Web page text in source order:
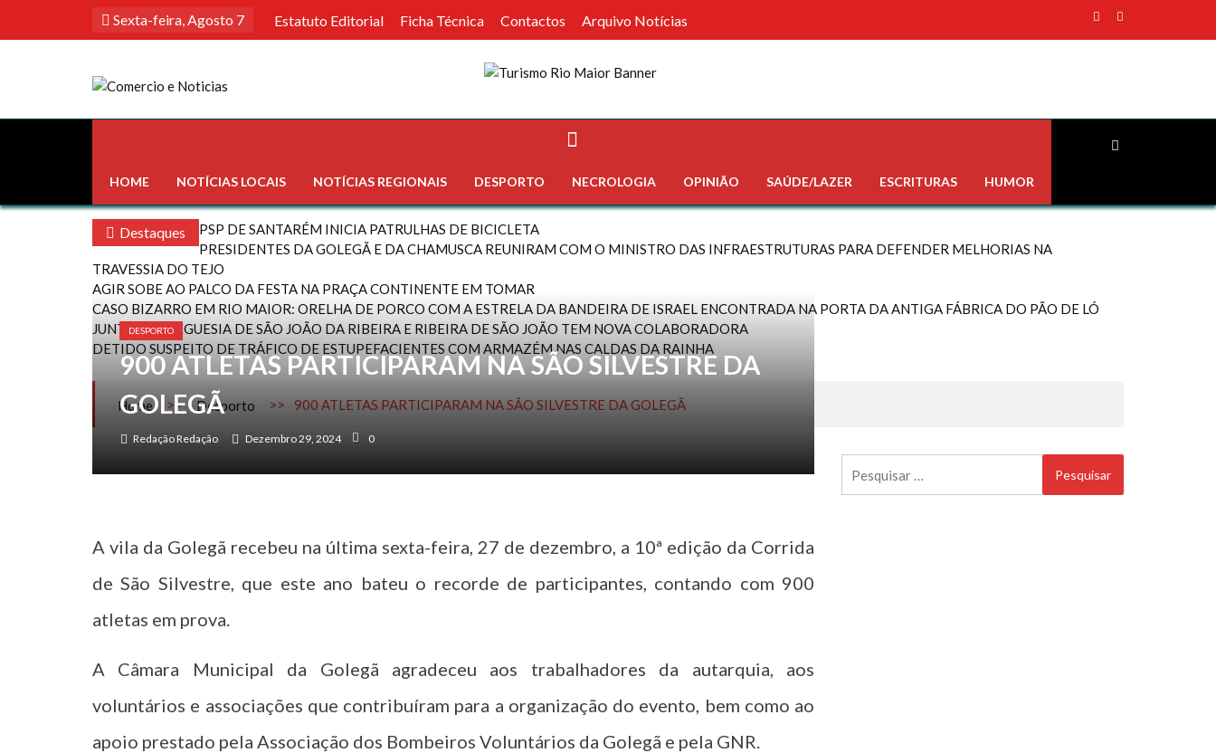
Sexta-feira, Agosto 7 Estatuto Editorial Ficha Técnica Contactos Arquivo Notícias
Comercio e Noticias
Notícias e Publicidade Online
HOME NOTÍCIAS LOCAIS NOTÍCIAS REGIONAIS DESPORTO NECROLOGIA OPINIÃO SAÚDE/LAZER ESCRITURAS HUMOR
Destaques
PSP DE SANTARÉM INICIA PATRULHAS DE BICICLETA
PRESIDENTES DA GOLEGÃ E DA CHAMUSCA REUNIRAM COM O MINISTRO DAS INFRAESTRUTURAS PARA DEFENDER MELHORIAS NA
TRAVESSIA DO TEJO
AGIR SOBE AO PALCO DA FESTA NA PRAÇA CONTINENTE EM TOMAR
CASO BIZARRO EM RIO MAIOR: ORELHA DE PORCO COM A ESTRELA DA BANDEIRA DE ISRAEL ENCONTRADA NA PORTA DA ANTIGA FÁBRICA DO PÃO DE LÓ
JUNTA DE FREGUESIA DE SÃO JOÃO DA RIBEIRA E RIBEIRA DE SÃO JOÃO TEM NOVA COLABORADORA
DETIDO SUSPEITO DE TRÁFICO DE ESTUPEFACIENTES COM ARMAZÉM NAS CALDAS DA RAINHA
Home >> Desporto >> 900 ATLETAS PARTICIPARAM NA SÃO SILVESTRE DA GOLEGÃ
DESPORTO
900 ATLETAS PARTICIPARAM NA SÃO SILVESTRE DA
GOLEGÃ
Redação Redação Dezembro 29, 2024 0
A vila da Golegã recebeu na última sexta-feira, 27 de dezembro, a 10ª edição da Corrida
de São Silvestre, que este ano bateu o recorde de participantes, contando com 900
atletas em prova.
A Câmara Municipal da Golegã agradeceu aos trabalhadores da autarquia, aos
voluntários e associações que contribuíram para a organização do evento, bem como ao
apoio prestado pela Associação dos Bombeiros Voluntários da Golegã e pela GNR.
por: